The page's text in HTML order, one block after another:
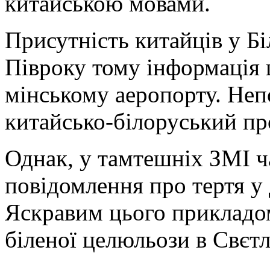
Присутність китайців у
Півроку тому
мінському аеропорту.
китайсько-білоруський
Однак, у тамтешніх ЗМІ
повідомлення про тертя у
Яскравим цього
біленої целюльози в